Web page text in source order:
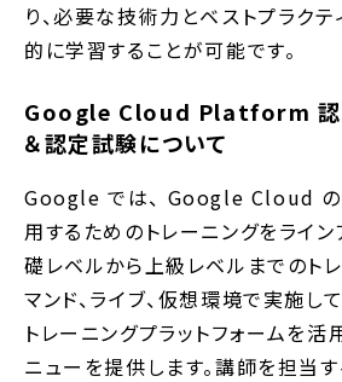
り、必要な技術力とベストプラクテ
的に学習することが可能です。
Google Cloud Platform 認
＆認定試験について
Google では、 Google Cloud
用するためのトレーニングをライン
礎レベルから上級レベルまでのト
マンド、ライブ、仮想環境で実施し
トレーニングプラットフォームを活
ニューを提供します。講師を担当